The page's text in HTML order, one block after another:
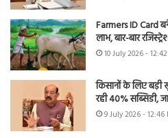
Farmers ID Card
लाभ, बार-बार
10 July 2026 -
किसानों के लिए
रही 40% सब्सिडी,
9 July 2026 - 12:46